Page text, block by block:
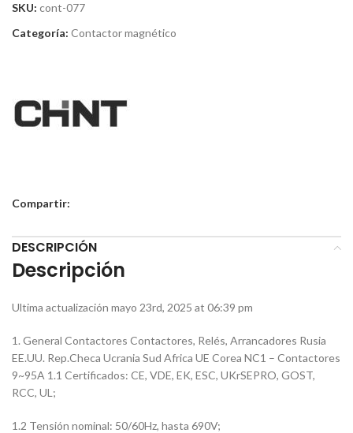
SKU: cont-077
Categoría: Contactor magnético
Compartir:
DESCRIPCIÓN
Descripción
Ultima actualización mayo 23rd, 2025 at 06:39 pm
1. General Contactores Contactores, Relés, Arrancadores Rusia
EE.UU. Rep.Checa Ucrania Sud Africa UE Corea NC1 – Contactores
9~95A 1.1 Certificados: CE, VDE, EK, ESC, UKrSEPRO, GOST,
RCC, UL;
1.2 Tensión nominal: 50/60Hz, hasta 690V;